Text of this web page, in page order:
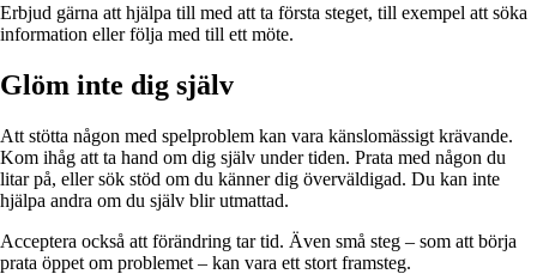
Erbjud gärna att hjälpa till med att ta första steget, till exempel att söka
information eller följa med till ett möte.
Glöm inte dig själv
Att stötta någon med spelproblem kan vara känslomässigt krävande.
Kom ihåg att ta hand om dig själv under tiden. Prata med någon du
litar på, eller sök stöd om du känner dig överväldigad. Du kan inte
hjälpa andra om du själv blir utmattad.
Acceptera också att förändring tar tid. Även små steg – som att börja
prata öppet om problemet – kan vara ett stort framsteg.